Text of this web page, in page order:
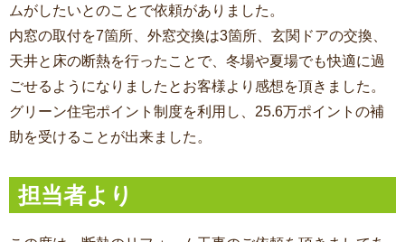
ムがしたいとのことで依頼がありました。
内窓の取付を7箇所、外窓交換は3箇所、玄関ドアの交換、
天井と床の断熱を行ったことで、冬場や夏場でも快適に過
ごせるようになりましたとお客様より感想を頂きました。
グリーン住宅ポイント制度を利用し、25.6万ポイントの補
助を受けることが出来ました。
担当者より